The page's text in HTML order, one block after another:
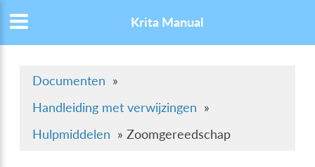
Krita Manual
Documenten »
Handleiding met verwijzingen »
Hulpmiddelen » Zoomgereedschap